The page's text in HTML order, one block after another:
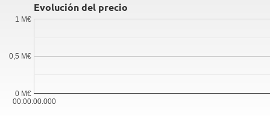
Evolución del precio
00:00:00.000
0 M€
0,5 M€
1 M€